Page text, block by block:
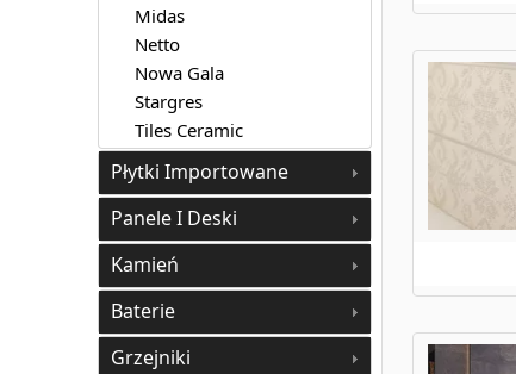
Paradyż Ibis
Paradyż Ilario
Paradyż Intero
Paradyż Lightstone
Paradyż Livia
Paradyż Macroside
Paradyż Marvelstone
Paradyż Mattone
Paradyż Minirock
Paradyż Minster
Paradyż Modern
Midas
Netto
Nowa Gala
Stargres
Tiles Ceramic
Płytki Importowane
Panele I Deski
Kamień
Baterie
Grzejniki